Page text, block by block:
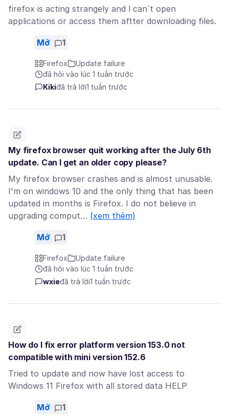
firefox is acting strangely and l can´t open
applications or access them aftter downloading files.
Mở 1
Firefox
Update failure
đã hỏi vào lúc 1 tuần trước
Kikiđã trả lời1 tuần trước
My firefox browser quit working after the July 6th
update. Can I get an older copy please?
My firefox browser crashes and is almost unusable.
I'm on windows 10 and the only thing that has been
updated in months is Firefox. I do not believe in
upgrading comput… (xem thêm)
Mở 1
Firefox
Update failure
đã hỏi vào lúc 1 tuần trước
wxieđã trả lời1 tuần trước
How do I fix error platform version 153.0 not
compatible with mini version 152.6
Tried to update and now have lost access to
Windows 11 Firefox with all stored data HELP
Mở 1